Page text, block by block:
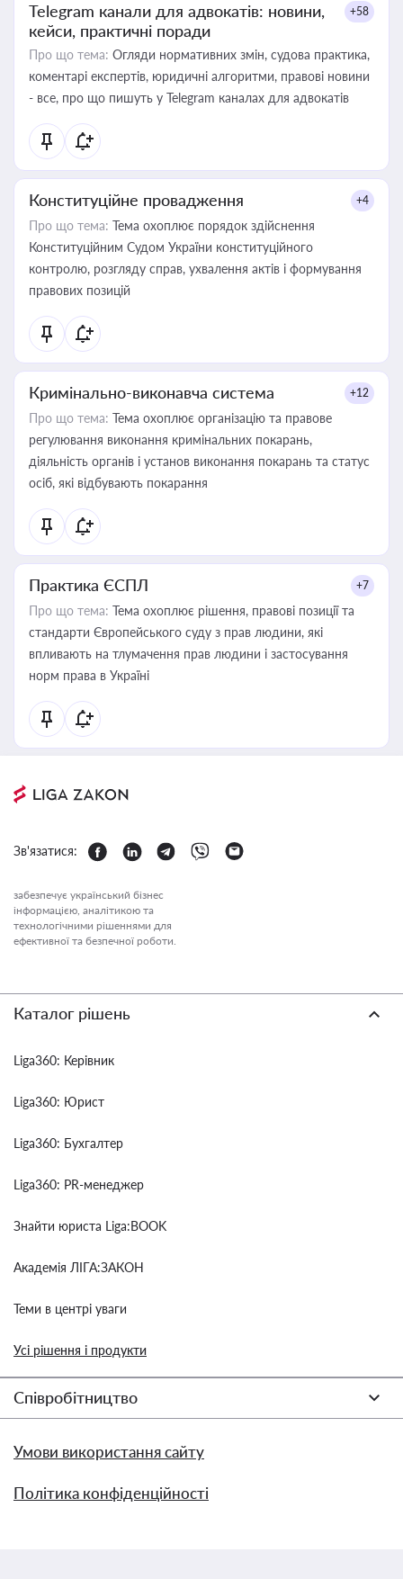
Telegram канали для адвокатів: новини,
кейси, практичні поради
+58
Про що тема: Огляди нормативних змін, судова практика,
коментарі експертів, юридичні алгоритми, правові новини
- все, про що пишуть у Telegram каналах для адвокатів
Конституційне провадження +4
Про що тема: Тема охоплює порядок здійснення
Конституційним Судом України конституційного
контролю, розгляду справ, ухвалення актів і формування
правових позицій
Кримінально-виконавча система +12
Про що тема: Тема охоплює організацію та правове
регулювання виконання кримінальних покарань,
діяльність органів і установ виконання покарань та статус
осіб, які відбувають покарання
Практика ЄСПЛ +7
Про що тема: Тема охоплює рішення, правові позиції та
стандарти Європейського суду з прав людини, які
впливають на тлумачення прав людини і застосування
норм права в Україні
Зв'язатися:
забезпечує український бізнес
інформацією, аналітикою та
технологічними рішеннями для
ефективної та безпечної роботи.
Каталог рішень
Liga360: Керівник
Liga360: Юрист
Liga360: Бухгалтер
Liga360: PR-менеджер
Знайти юриста Liga:BOOK
Академія ЛІГА:ЗАКОН
Теми в центрі уваги
Усі рішення і продукти
Співробітництво
Умови використання сайту
Політика конфіденційності